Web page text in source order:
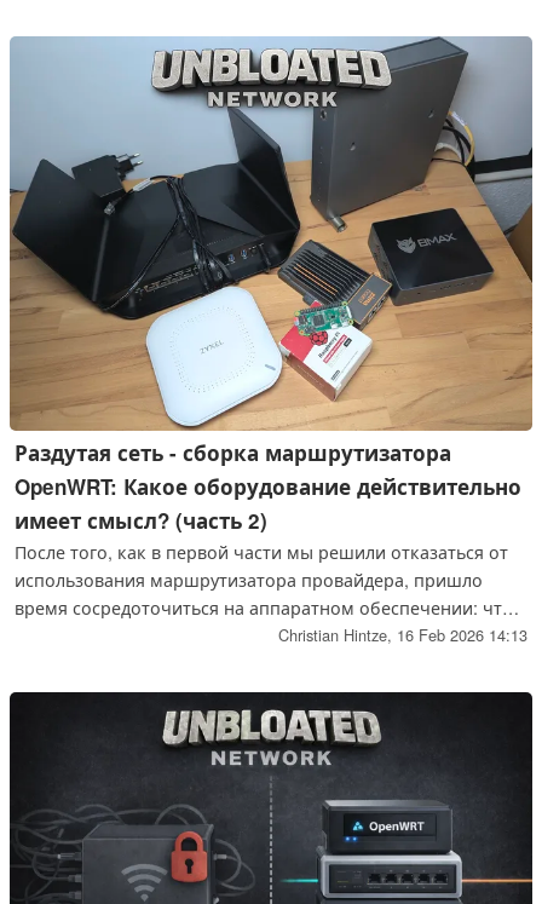
производительность.
Раздутая сеть - сборка маршрутизатора
OpenWRT: Какое оборудование действительно
имеет смысл? (часть 2)
После того, как в первой части мы решили отказаться от
использования маршрутизатора провайдера, пришло
время сосредоточиться на аппаратном обеспечении: что
лучше всего подходит для OpenWRT-маршрутизатора?
А как насчет коммутатора и точки доступа? В этой части я
расскажу о том, как я выбирал аппаратное обеспечение,
включая соображения, касающиеся энергопотребления,
архитектуры и стоимости.
Christian Hintze, 16 Feb 2026 14:13